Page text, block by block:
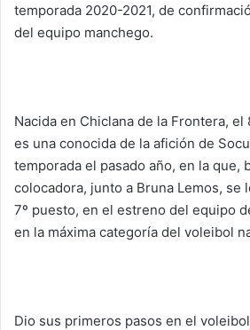
temporada 2020-2021, de
del equipo manchego.
Nacida en Chiclana de la Frontera, el
es una conocida de la afición de
temporada el pasado año, en la que,
colocadora, junto a Bruna Lemos, se
7º puesto, en el estreno del equipo
en la máxima categoría del voleibol
Dio sus primeros pasos en el